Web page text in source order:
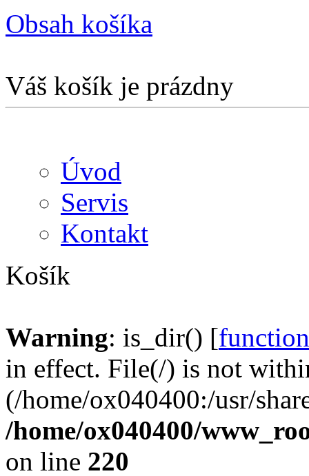
Obsah košíka
Váš košík je prázdny
Úvod
Servis
Kontakt
Košík
Warning: is_dir() [
in effect. File(/) is not
(/home/ox040400:/usr/
/home/ox040400/
on line 220